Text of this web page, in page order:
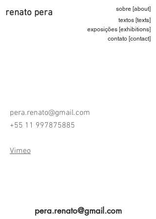
renato pera
sobre [about]
textos [texts]
exposições [exhibitions]
contato [contact]
pera.renato@gmail.com
+55 11 997875885
Vimeo
pera.renato@gmail.com